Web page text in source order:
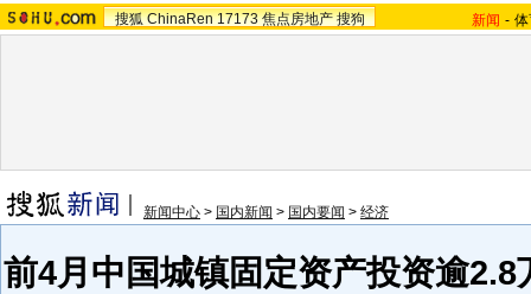
搜狐 ChinaRen 17173 焦点房地产 搜狗 新闻 -
新闻中心 > 国内新闻 > 国内要闻 > 经济
前4月中国城镇固定资产投资逾2.8